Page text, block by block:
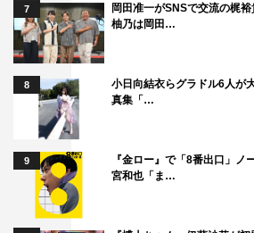
7
岡田准一がSNSで交流の梶
柚乃は岡田…
8
小日向結衣らグラドル6人が
真集「…
9
『金ロー』で「8番出口」
宮和也「ま…